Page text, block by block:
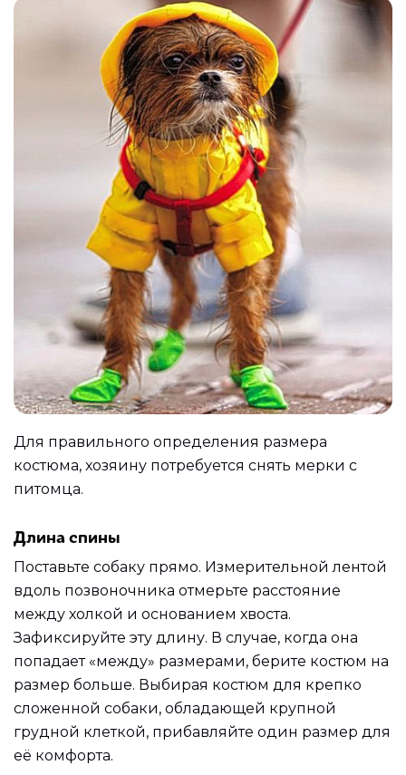
Для правильного определения размера
костюма, хозяину потребуется снять мерки с
питомца.
Длина спины
Поставьте собаку прямо. Измерительной лентой
вдоль позвоночника отмерьте расстояние
между холкой и основанием хвоста.
Зафиксируйте эту длину. В случае, когда она
попадает «между» размерами, берите костюм на
размер больше. Выбирая костюм для крепко
сложенной собаки, обладающей крупной
грудной клеткой, прибавляйте один размер для
её комфорта.